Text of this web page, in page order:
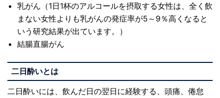
乳がん（1日1杯のアルコールを摂取する女性は、全く飲
まない女性よりも乳がんの発症率が5～9％高くなると
いう研究結果が出ています。）
結腸直腸がん
二日酔いとは
二日酔いには、飲んだ日の翌日に経験する、頭痛、倦怠